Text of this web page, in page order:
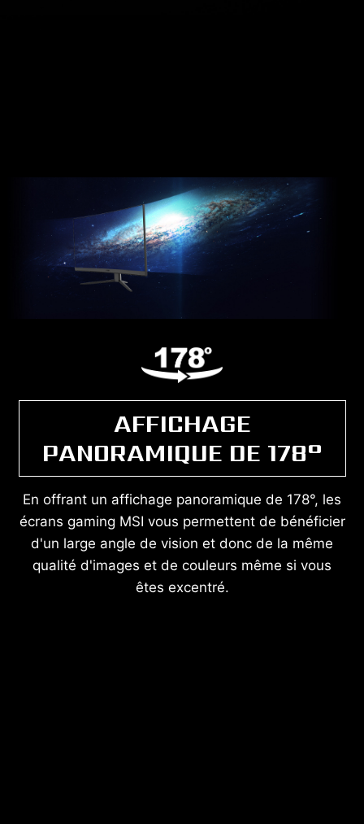
AFFICHAGE
PANORAMIQUE DE 178°
En offrant un affichage panoramique de 178°, les
écrans gaming MSI vous permettent de bénéficier
d'un large angle de vision et donc de la même
qualité d'images et de couleurs même si vous
êtes excentré.